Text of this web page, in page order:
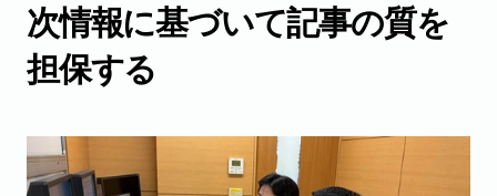
次情報に基づいて記事の質を
担保する